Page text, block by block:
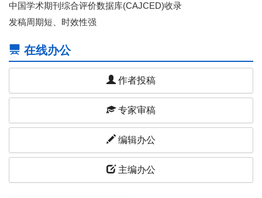
中国学术期刊综合评价数据库(CAJCED)收录
发稿周期短、时效性强
在线办公
作者投稿
专家审稿
编辑办公
主编办公